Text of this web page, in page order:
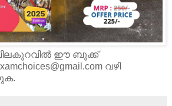
ഈ ബുക്ക്‌
വഴി